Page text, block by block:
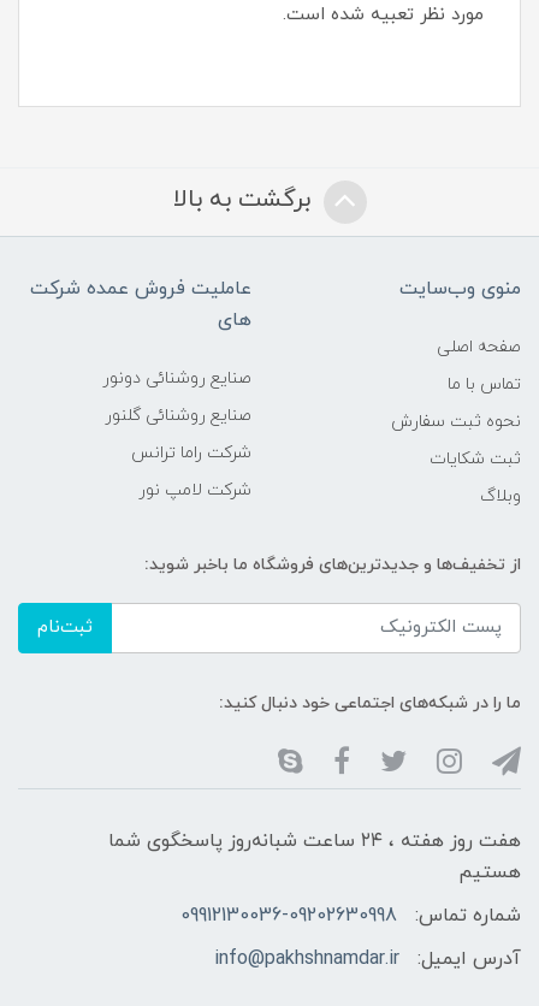
مورد نظر تعبیه شده است.
برگشت به بالا
منوی وب‌سایت
صفحه اصلی
تماس با ما
نحوه ثبت سفارش
ثبت شکایات
وبلاگ
عاملیت فروش عمده شرکت
های
صنایع روشنائی دونور
صنایع روشنائی گلنور
شرکت راما ترانس
شرکت لامپ نور
از تخفیف‌ها و جدیدترین‌های فروشگاه ما باخبر شوید:
ثبت‌نام
ما را در شبکه‌های اجتماعی خود دنبال کنید:
هفت روز هفته ، ۲۴ ساعت شبانه‌روز پاسخگوی شما
هستیم
شماره تماس:
09912130036-09202630998
آدرس ایمیل:
info@pakhshnamdar.ir